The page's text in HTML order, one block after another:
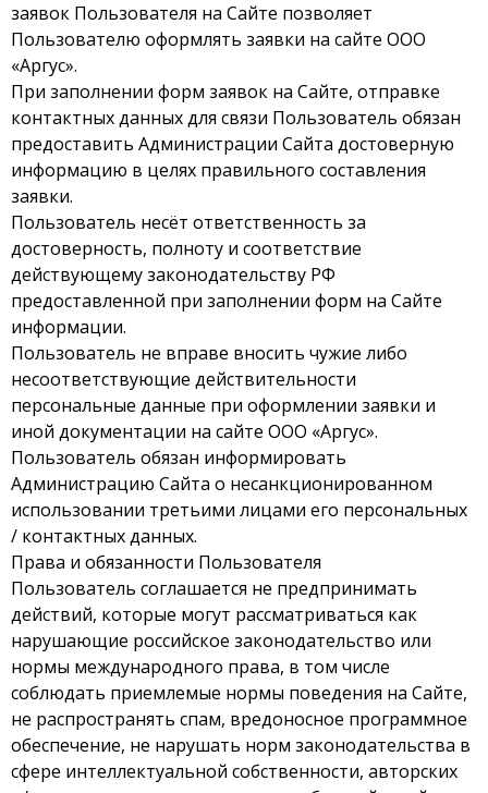
заявок Пользователя на Сайте позволяет
Пользователю оформлять заявки на сайте ООО
«Аргус».
При заполнении форм заявок на Сайте, отправке
контактных данных для связи Пользователь обязан
предоставить Администрации Сайта достоверную
информацию в целях правильного составления
заявки.
Пользователь несёт ответственность за
достоверность, полноту и соответствие
действующему законодательству РФ
предоставленной при заполнении форм на Сайте
информации.
Пользователь не вправе вносить чужие либо
несоответствующие действительности
персональные данные при оформлении заявки и
иной документации на сайте ООО «Аргус».
Пользователь обязан информировать
Администрацию Сайта о несанкционированном
использовании третьими лицами его персональных
/ контактных данных.
Права и обязанности Пользователя
Пользователь соглашается не предпринимать
действий, которые могут рассматриваться как
нарушающие российское законодательство или
нормы международного права, в том числе
соблюдать приемлемые нормы поведения на Сайте,
не распространять спам, вредоносное программное
обеспечение, не нарушать норм законодательства в
сфере интеллектуальной собственности, авторских